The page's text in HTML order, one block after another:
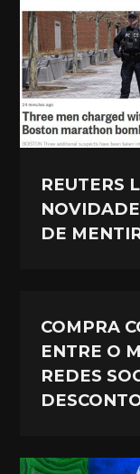
REUTERS
DE
COMPRA
ENTRE O
REDES